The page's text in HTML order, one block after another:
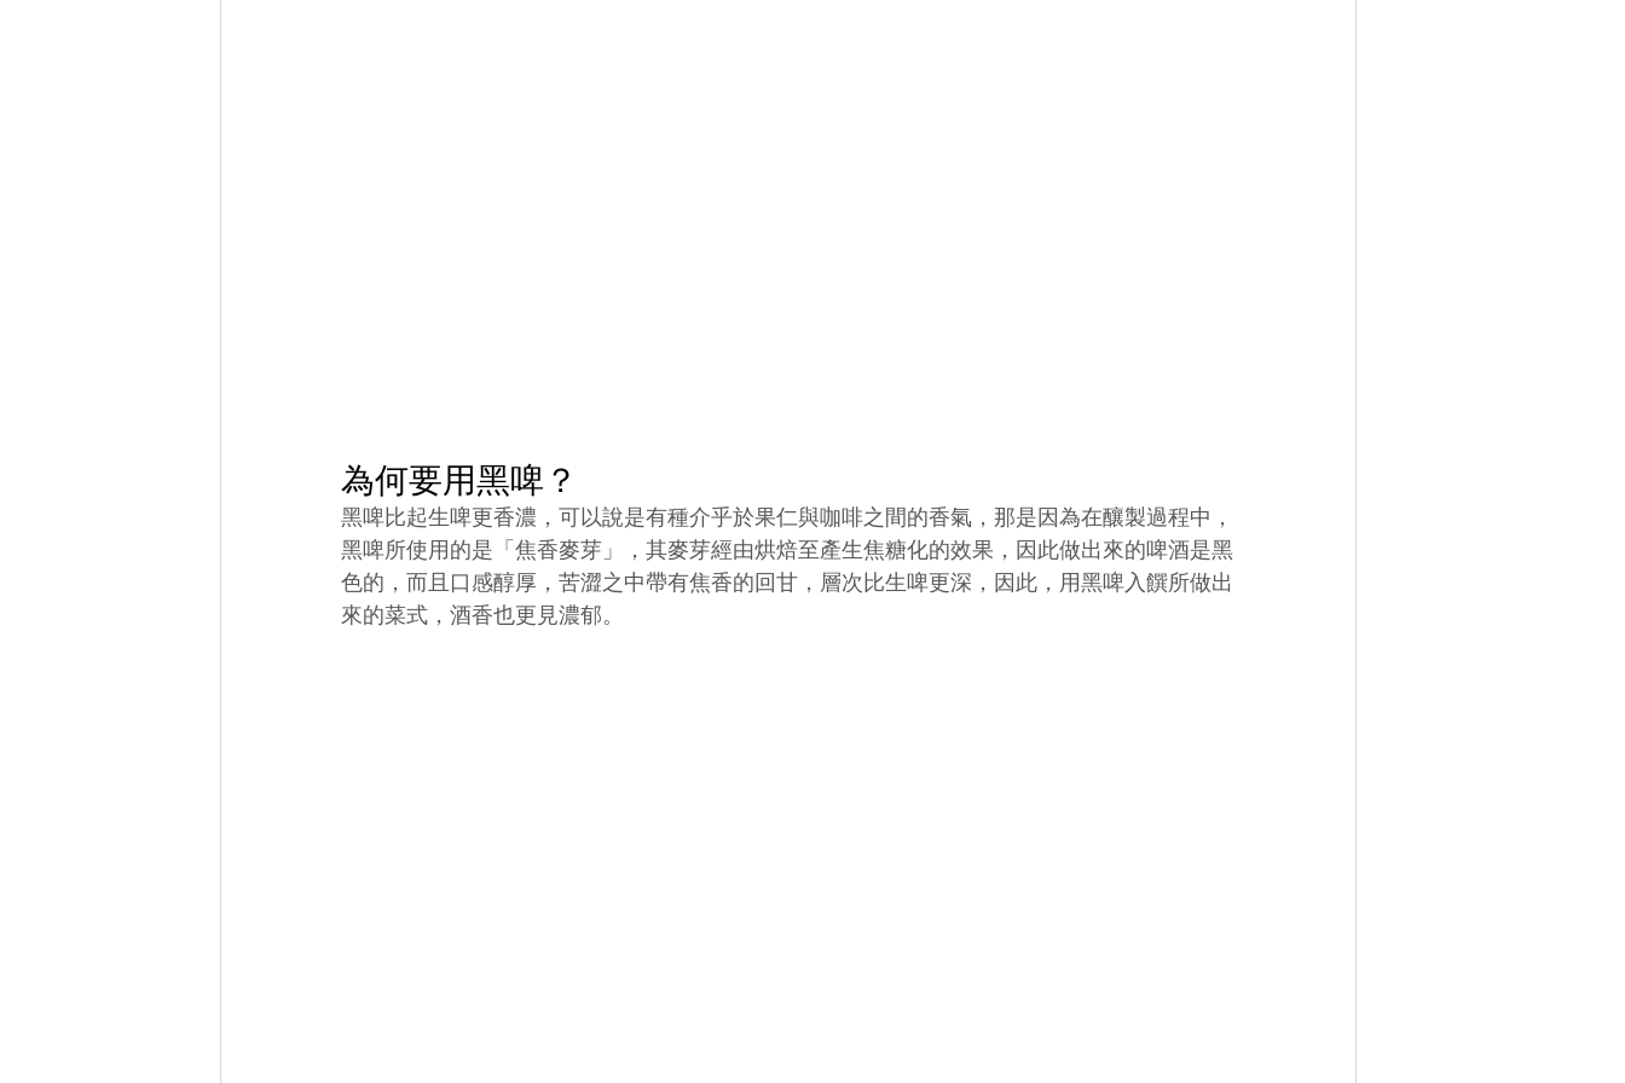
為何要用黑啤？
黑啤比起生啤更香濃，可以說是有種介乎於果仁與咖啡之間的香氣，那是因為在釀製過程中，
黑啤所使用的是「焦香麥芽」，其麥芽經由烘焙至產生焦糖化的效果，因此做出來的啤酒是黑
色的，而且口感醇厚，苦澀之中帶有焦香的回甘，層次比生啤更深，因此，用黑啤入饌所做出
來的菜式，酒香也更見濃郁。